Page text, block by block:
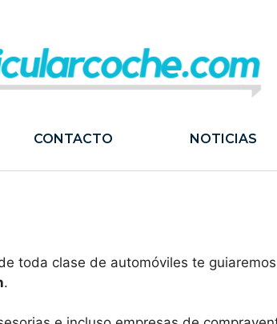
CONTACTO NOTICIAS
toda clase de automóviles te
.